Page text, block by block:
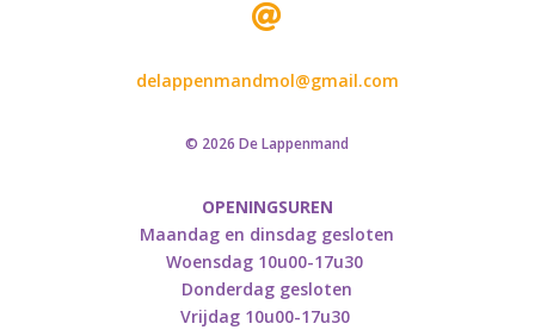

delappenmandmol@gmail.com
© 2026 De Lappenmand
OPENINGSUREN
Maandag en dinsdag gesloten
Woensdag 10u00-17u30
Donderdag gesloten
Vrijdag 10u00-17u30